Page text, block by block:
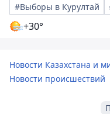
#Выборы в Курултай
+30°
Новости Казахстана и
Новости происшествий